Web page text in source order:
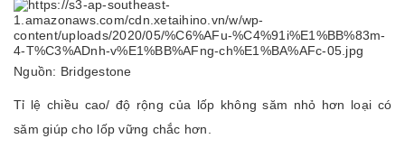
Nguồn: Bridgestone
Tỉ lệ chiều cao/ độ rộng của lốp không săm nhỏ hơn loại có
săm giúp cho lốp vững chắc hơn.